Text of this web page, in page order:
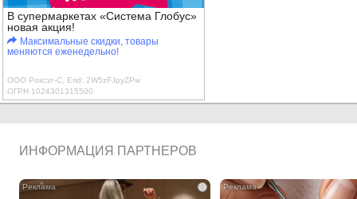
В супермаркетах «Система Глобус»
новая акция!
Максимальные скидки, товары
меняются еженедельно!
ООО Роксэт-С, Erid: 2W5zFJpyZPw
ОГРН 1024301315500
ИНФОРМАЦИЯ ПАРТНЕРОВ
i